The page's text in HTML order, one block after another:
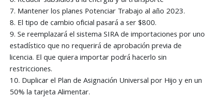
7. Mantener los planes Potenciar Trabajo al año 2023.
8. El tipo de cambio oficial pasará a ser $800.
9. Se reemplazará el sistema SIRA de importaciones por uno
estadístico que no requerirá de aprobación previa de
licencia. El que quiera importar podrá hacerlo sin
restricciones.
10. Duplicar el Plan de Asignación Universal por Hijo y en un
50% la tarjeta Alimentar.